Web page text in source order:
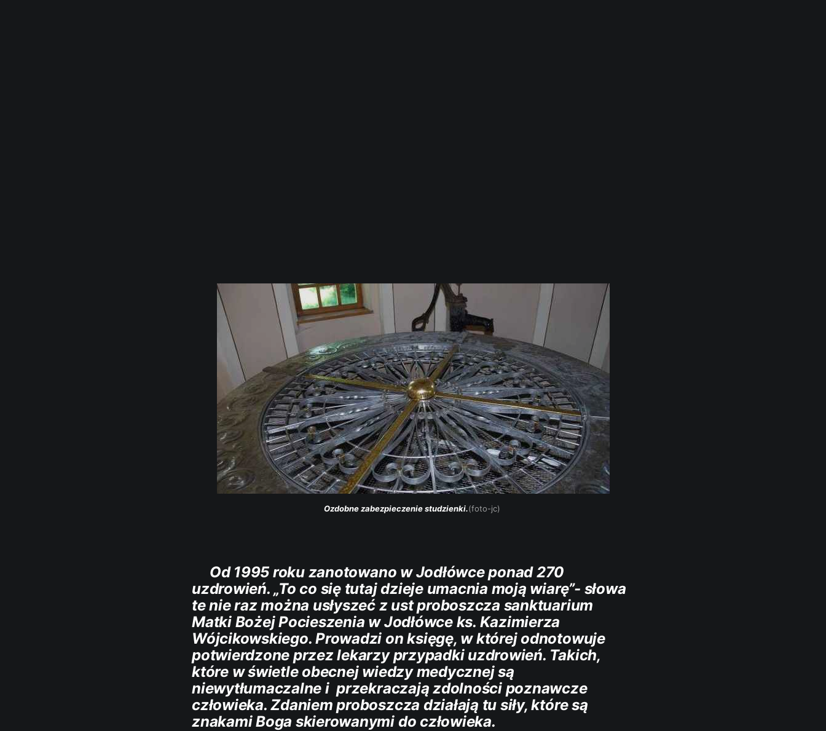
Ozdobne zabezpieczenie studzienki.(foto-jc)
Od 1995 roku zanotowano w Jodłówce ponad 270
uzdrowień. „To co się tutaj dzieje umacnia moją wiarę”- słowa
te nie raz można usłyszeć z ust proboszcza sanktuarium
Matki Bożej Pocieszenia w Jodłówce ks. Kazimierza
Wójcikowskiego. Prowadzi on księgę, w której odnotowuje
potwierdzone przez lekarzy przypadki uzdrowień. Takich,
które w świetle obecnej wiedzy medycznej są
niewytłumaczalne i przekraczają zdolności poznawcze
człowieka. Zdaniem proboszcza działają tu siły, które są
znakami Boga skierowanymi do człowieka.